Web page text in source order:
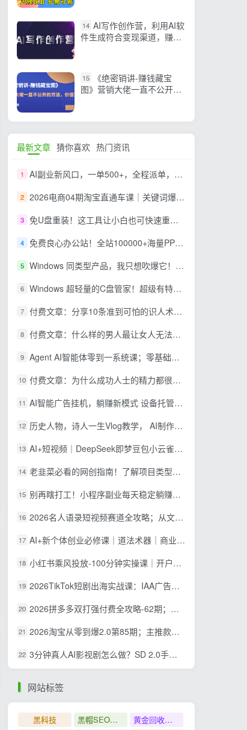
14 AI写作创作营，利用AI软
件生成符合变现渠道，赚取
15
《绝密销讲-赚钱藏宝
图》营销大佬一直不公开的
最新文章 猜你喜欢 热门资讯
1 AI副业新风口，一单500+，全程派单，0门槛直接干
2 2026电商04期淘宝直通车课｜关键词爆打矩阵，多计划低出价，新品爆款差异化投放实操教学
3 免U盘重装！这工具让小白也可快速重装 Windows，支持无人值守配置，数据无忧 CmzPrep_Rev2
4 免费良心办公站！全站100000+海量PPT素材免费下载，每日更新，分类清晰，免注册登录下载 爱PPT网
5 Windows 同类型产品，我只想吹爆它！把听歌变成了一场沉浸式视听现场，支持多平台歌单播放 Mineradio
6 Windows 超轻量的C盘管家！超级有特点，支持磁盘分析及清理提醒，2M大小体积，完全免费 C盘管家
7 付费文章：分享10条准到可怕的识人术术，希望能帮到大家。
8 付费文章：什么样的男人最让女人无法抵抗？
9 Agent AI智能体零到一系统课；零基础也能学会自动化实战，从核心概念到Coze工作流搭建完整覆盖
10 付费文章：为什么成功人士的精力都很旺盛？
11 AI智能广告挂机，躺赚新模式 设备托管运行，解放双手持续变现
12 历史人物，诗人一生Vlog教学， AI制作丨伙伴计划丨精选收益丨商单收徒 ，新领域红利期，抓紧做
13 AI+短视频｜DeepSeek即梦豆包小云雀全工具教学，从账号定位到剪映剪辑，零基础也能快速上手做爆款
14 老韭菜必看的网创指南！了解项目类型，才能找到好的项目，才能拿到想要的结果
15 别再瞎打工！小程序副业每天稳定躺赚200+
16 2026名人语录短视频赛道全攻略；从文案撰写到声音克隆部署，系统掌握涨粉变现双赢制作技术
17 AI+新个体创业必修课｜道法术器｜商业逻辑·小红书流量·AI智能体｜低成本打造个人变现小生意全套教学
18 小红书乘风投放-100分钟实操课｜开户返点·标准投搭建·莱卡定向，新店建模撬动笔记自然流量全套教学
19 2026TikTok短剧出海实战课：IAA广告分账×IAP付费变现×账号搭建×平台规则×双轨爆发×回款全流程
20 2026拼多多双打强付费全攻略-62期；成本推广加托管双剑合璧，系统讲解7种付费玩法优劣势与选择策略
21 2026淘宝从零到爆2.0第85期；主推款五项高权重初始设置，改销量评晒秒单快速破零积累基础权重
22 3分钟真人AI影视剧怎么做？SD 2.0手把手完整制作流程｜Higgsfield 14天SD 2.0/2.5无限生成
网站标签
黑科技 黑帽SEO案例分析
黄金回收奢侈品